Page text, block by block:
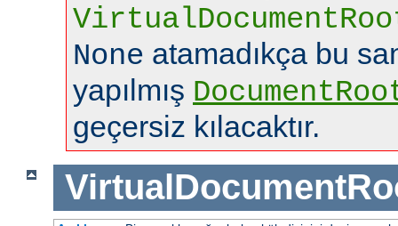
None atamadıkça bu
yapılmış
geçersiz kılacaktır.